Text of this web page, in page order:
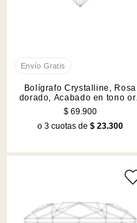
Bolígrafo Crystalline, Rosa
dorado, Acabado en tono oro
rosa
$ 69.900
o 3 cuotas de $ 23.300